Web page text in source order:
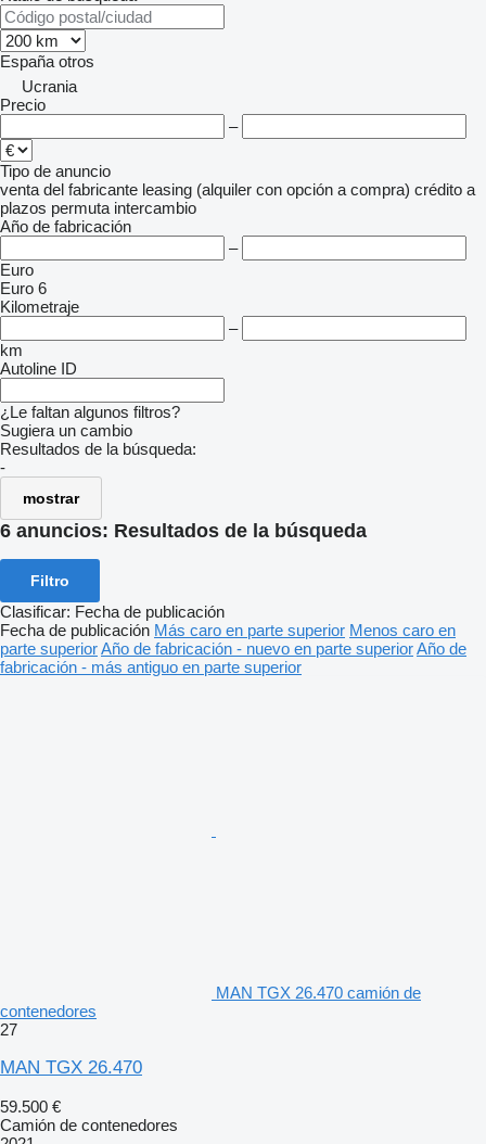
España otros
Ucrania
Precio
–
Tipo de anuncio
venta del fabricante leasing (alquiler con opción a compra) crédito a
plazos permuta intercambio
Año de fabricación
–
Euro
Euro 6
Kilometraje
–
km
Autoline ID
¿Le faltan algunos filtros?
Sugiera un cambio
Resultados de la búsqueda:
-
mostrar
6 anuncios: Resultados de la búsqueda
Filtro
Clasificar: Fecha de publicación
Fecha de publicación Más caro en parte superior Menos caro en
parte superiorAño de fabricación - nuevo en parte superiorAño de
fabricación - más antiguo en parte superior
MAN TGX 26.470 camión de
contenedores
27
MAN TGX 26.470
59.500 €
Camión de contenedores